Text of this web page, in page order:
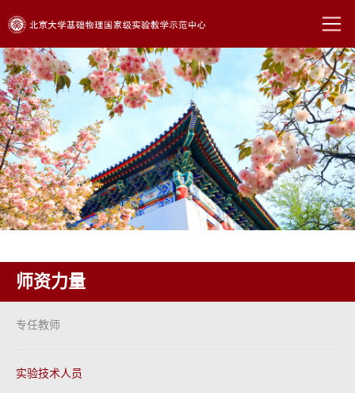
师资力量
专任教师
实验技术人员